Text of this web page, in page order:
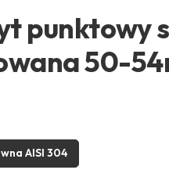
punktowy
50-
AISI 304